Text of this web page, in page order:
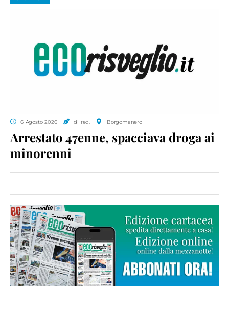
6 Agosto 2026 di red. Borgomanero
Arrestato 47enne, spacciava droga ai
minorenni